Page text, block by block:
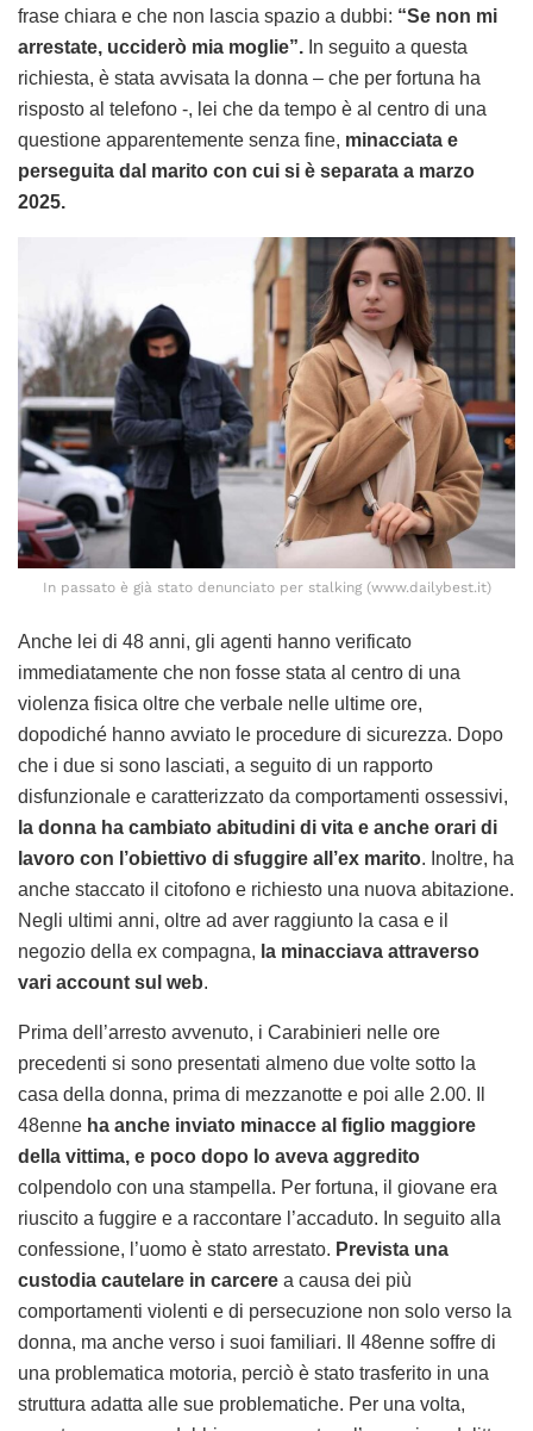
frase chiara e che non lascia spazio a dubbi: “Se non mi
arrestate, ucciderò mia moglie”. In seguito a questa
richiesta, è stata avvisata la donna – che per fortuna ha
risposto al telefono -, lei che da tempo è al centro di una
questione apparentemente senza fine, minacciata e
perseguita dal marito con cui si è separata a marzo
2025.
In passato è già stato denunciato per stalking (www.dailybest.it)
Anche lei di 48 anni, gli agenti hanno verificato
immediatamente che non fosse stata al centro di una
violenza fisica oltre che verbale nelle ultime ore,
dopodiché hanno avviato le procedure di sicurezza. Dopo
che i due si sono lasciati, a seguito di un rapporto
disfunzionale e caratterizzato da comportamenti ossessivi,
la donna ha cambiato abitudini di vita e anche orari di
lavoro con l’obiettivo di sfuggire all’ex marito. Inoltre, ha
anche staccato il citofono e richiesto una nuova abitazione.
Negli ultimi anni, oltre ad aver raggiunto la casa e il
negozio della ex compagna, la minacciava attraverso
vari account sul web.
Prima dell’arresto avvenuto, i Carabinieri nelle ore
precedenti si sono presentati almeno due volte sotto la
casa della donna, prima di mezzanotte e poi alle 2.00. Il
48enne ha anche inviato minacce al figlio maggiore
della vittima, e poco dopo lo aveva aggredito
colpendolo con una stampella. Per fortuna, il giovane era
riuscito a fuggire e a raccontare l’accaduto. In seguito alla
confessione, l’uomo è stato arrestato. Prevista una
custodia cautelare in carcere a causa dei più
comportamenti violenti e di persecuzione non solo verso la
donna, ma anche verso i suoi familiari. Il 48enne soffre di
una problematica motoria, perciò è stato trasferito in una
struttura adatta alle sue problematiche. Per una volta,